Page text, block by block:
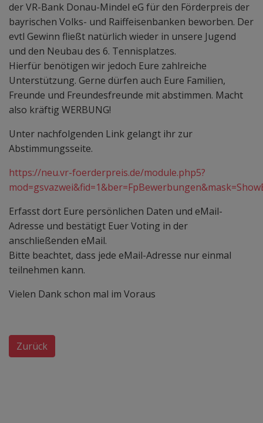
Zurück
der VR-Bank Donau-Mindel eG für den Förderpreis der
bayrischen Volks- und Raiffeisenbanken beworben. Der
evtl Gewinn fließt natürlich wieder in unsere Jugend
und den Neubau des 6. Tennisplatzes.
Hierfür benötigen wir jedoch Eure zahlreiche
Unterstützung. Gerne dürfen auch Eure Familien,
Freunde und Freundesfreunde mit abstimmen. Macht
also kräftig WERBUNG!
Unter nachfolgenden Link gelangt ihr zur
Abstimmungsseite.
https://neu.vr-foerderpreis.de/module.php5?
Erfasst dort Eure persönlichen Daten und eMail-
Adresse und bestätigt Euer Voting in der
anschließenden eMail.
Bitte beachtet, dass jede eMail-Adresse nur einmal
teilnehmen kann.
Vielen Dank schon mal im Voraus